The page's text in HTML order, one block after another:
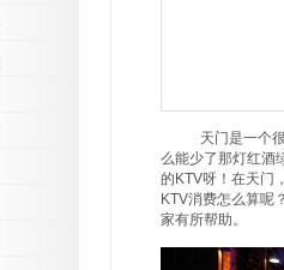
天门是一个很有
么能少了那灯红酒
的KTV呀！在天门
KTV消费怎么算呢
家有所帮助。